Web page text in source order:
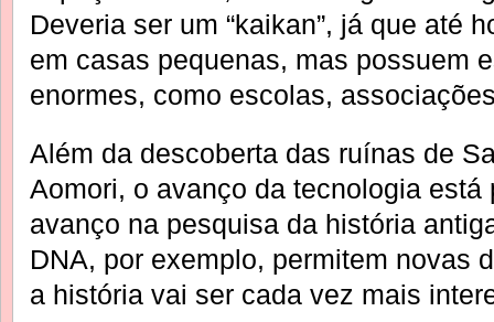
Deveria ser um “kaikan”, já que até
em casas pequenas, mas possuem
enormes, como escolas,
Além da descoberta das ruínas de
Aomori, o avanço da tecnologia está
avanço na pesquisa da história
DNA, por exemplo, permitem novas
a história vai ser cada vez mais